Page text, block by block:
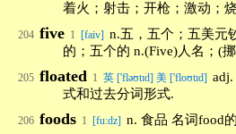
着火；射击；开枪；激动；
204 five 1 [faiv] n.五，五个；五美元
的；五个的 n.(Five)人名；(
205 floated 1 英 ['fləʊtɪd] 美 ['floʊtɪd]
式和过去分词形式.
206 foods 1 [fuːdz] n. 食品 名词food